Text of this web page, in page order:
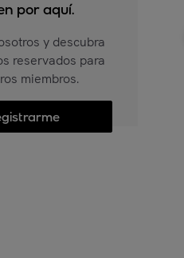
por aquí.
y descubra
reservados para
miembros.